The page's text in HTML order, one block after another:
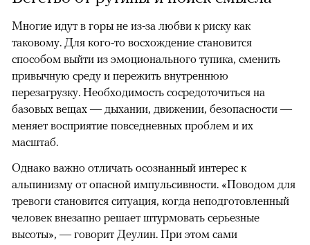
Многие идут в горы не из-за любви к риску как
таковому. Для кого-то восхождение становится
способом выйти из эмоционального тупика, сменить
привычную среду и пережить внутреннюю
перезагрузку. Необходимость сосредоточиться на
базовых вещах — дыхании, движении, безопасности —
меняет восприятие повседневных проблем и их
масштаб.
Однако важно отличать осознанный интерес к
альпинизму от опасной импульсивности. «Поводом для
тревоги становится ситуация, когда неподготовленный
человек внезапно решает штурмовать серьезные
высоты», — говорит Деулин. При этом сами